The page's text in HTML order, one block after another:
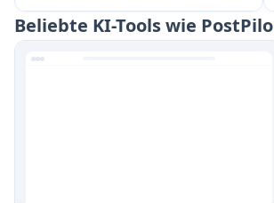
fotorealistische KI-Influencer zu
erstellen und in wenigen Minuten
Beliebte KI-Tools wie PostPilo